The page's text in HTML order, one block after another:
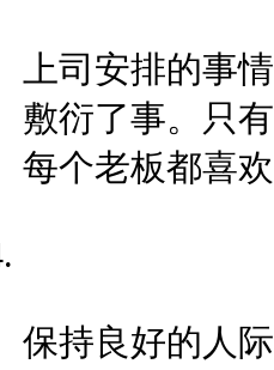
上司安排的事
敷衍了事。只
每个老板都喜
保持良好的人